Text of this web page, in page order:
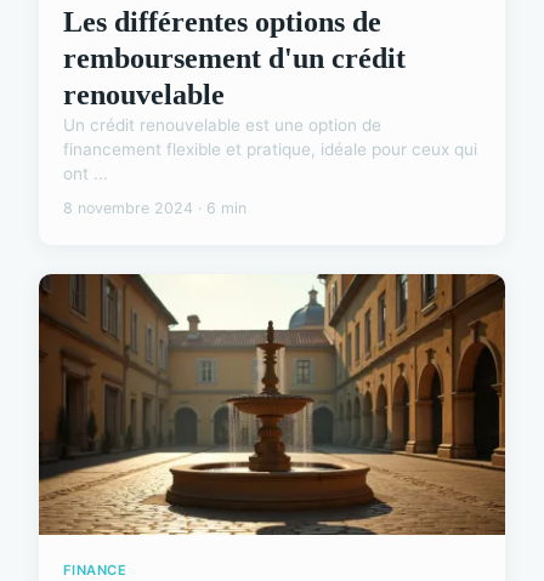
Les différentes options de
remboursement d'un crédit
renouvelable
Un crédit renouvelable est une option de
financement flexible et pratique, idéale pour ceux qui
ont ...
8 novembre 2024 · 6 min
FINANCE